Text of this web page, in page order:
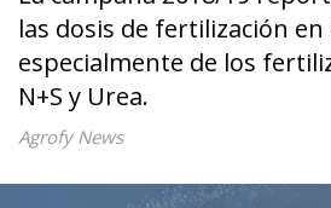
las dosis de fertilización
especialmente de los
N+S y Urea.
Agrofy News